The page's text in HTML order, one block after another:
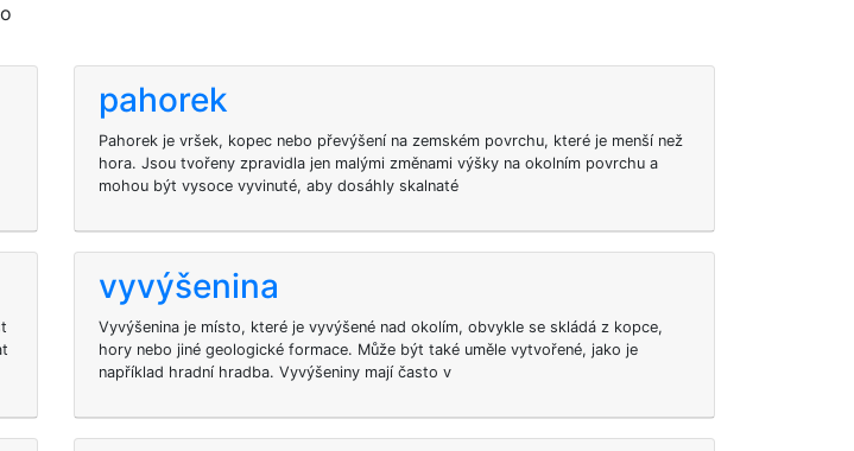
pahorek
Pahorek je vršek, kopec nebo převýšení na zemském povrchu, které je menší než
hora. Jsou tvořeny zpravidla jen malými změnami výšky na okolním povrchu a
mohou být vysoce vyvinuté, aby dosáhly skalnaté
vyvýšenina
Vyvýšenina je místo, které je vyvýšené nad okolím, obvykle se skládá z kopce,
hory nebo jiné geologické formace. Může být také uměle vytvořené, jako je
například hradní hradba. Vyvýšeniny mají často v